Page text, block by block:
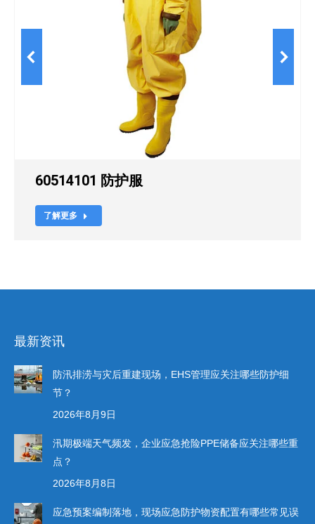
60514101 防护服
了解更多
最新资讯
防汛排涝与灾后重建现场，EHS管理应关注哪些防护细
节？
2026年8月9日
汛期极端天气频发，企业应急抢险PPE储备应关注哪些重
点？
2026年8月8日
应急预案编制落地，现场应急防护物资配置有哪些常见误